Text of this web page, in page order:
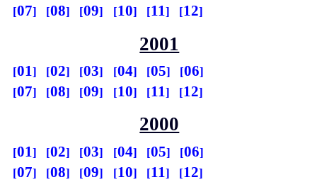
07
08 09 10 11 12
2001
01 02 03 04 05
06
07
08 09 10 11 12
2000
01 02 03 04 05
06
07
08 09 10 11 12